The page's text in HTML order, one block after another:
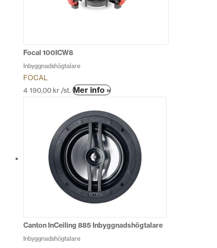
alternativen
Focal 100ICW8
Inbyggnadshögtalare
FOCAL
4 190,00 kr /st. Mer info »
Canton InCeiling 885 Inbyggnadshögtalare
Inbyggnadshögtalare